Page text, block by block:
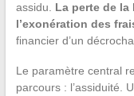
assidu. La perte de
l’exonération des
financier d’un
Le paramètre central
parcours : l’assiduité.